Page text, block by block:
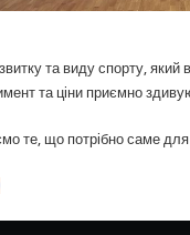
та виду спорту, який
та ціни приємно
те, що потрібно саме